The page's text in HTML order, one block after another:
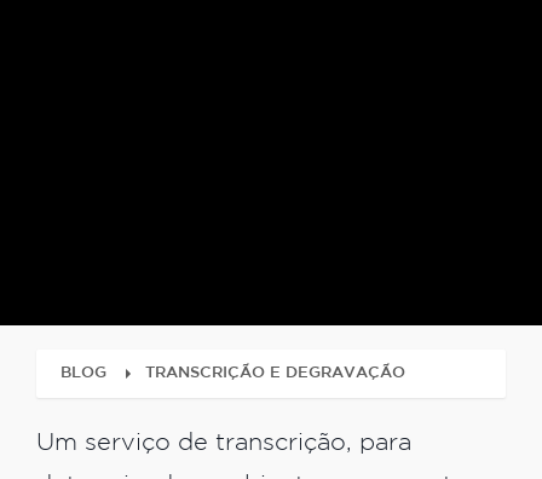
BLOG TRANSCRIÇÃO E DEGRAVAÇÃO
Um serviço de transcrição, para